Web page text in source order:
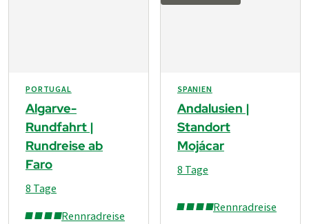
PORTUGAL
Algarve-
Rundfahrt |
Rundreise ab
Faro
Rennradreise
8 Tage
SPANIEN
Andalusien |
Standort
Mojácar
Rennradreise
8 Tage